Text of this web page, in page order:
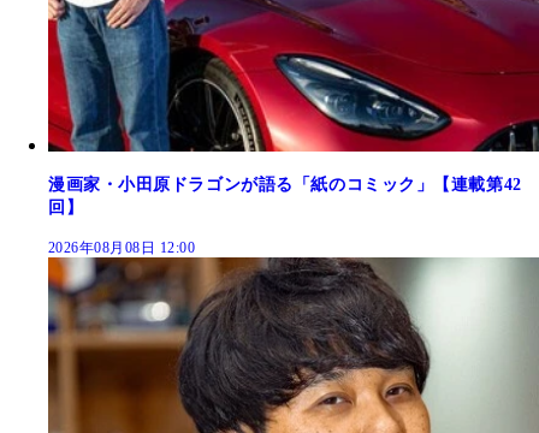
漫画家・小田原ドラゴンが語る「紙のコミック」【連載第42
回】
2026年08月08日 12:00